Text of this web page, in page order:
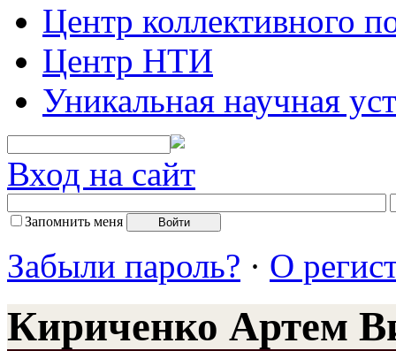
Центр коллективного
Центр НТИ
Уникальная научная
Вход на сайт
Запомнить меня
Забыли пароль? · О
Кириченко Артем